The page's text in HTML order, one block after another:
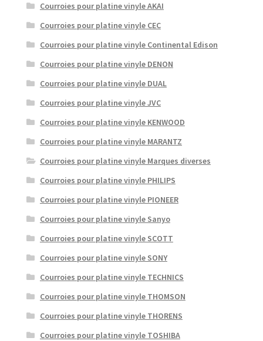
Courroies pour platine vinyle AKAI
Courroies pour platine vinyle CEC
Courroies pour platine vinyle Continental Edison
Courroies pour platine vinyle DENON
Courroies pour platine vinyle DUAL
Courroies pour platine vinyle JVC
Courroies pour platine vinyle KENWOOD
Courroies pour platine vinyle MARANTZ
Courroies pour platine vinyle Marques diverses
Courroies pour platine vinyle PHILIPS
Courroies pour platine vinyle PIONEER
Courroies pour platine vinyle Sanyo
Courroies pour platine vinyle SCOTT
Courroies pour platine vinyle SONY
Courroies pour platine vinyle TECHNICS
Courroies pour platine vinyle THOMSON
Courroies pour platine vinyle THORENS
Courroies pour platine vinyle TOSHIBA